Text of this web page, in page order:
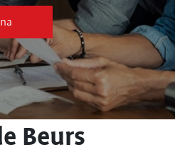
Beurs